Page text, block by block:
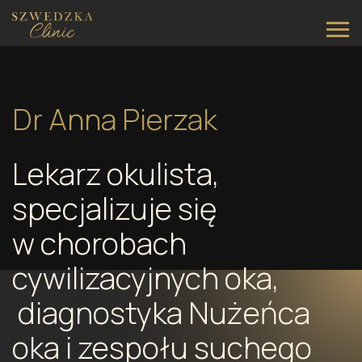
Main Navigation
Dr Anna Pierzak
Lekarz okulista,
specjalizuje się
w chorobach
cywilizacyjnych oka,
diagnostyka Nużeńca
oka i zespołu suchego